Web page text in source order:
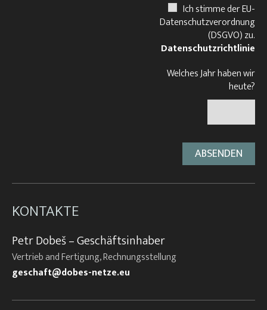
Ich stimme der EU-
Datenschutzverordnung
(DSGVO) zu.
Datenschutzrichtlinie
Welches Jahr haben wir
heute?
KONTAKTE
Petr Dobeš – Geschäftsinhaber
Vertrieb and Fertigung, Rechnungsstellung
geschaft@dobes-netze.eu